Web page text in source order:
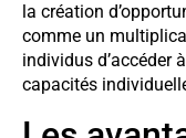
la création
comme un
individus d’accéder
capacités